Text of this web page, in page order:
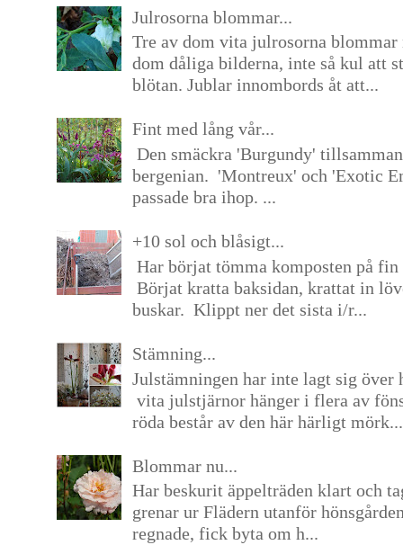
Julrosorna blommar...
Tre av dom vita julrosorna blommar
dom dåliga bilderna, inte så kul att
blötan. Jublar innombords åt att...
Fint med lång vår...
Den smäckra 'Burgundy'
bergenian. 'Montreux' och 'Exotic
passade bra ihop. ...
+10 sol och blåsigt...
Har börjat tömma komposten på
Börjat kratta baksidan, krattat in
buskar. Klippt ner det sista i/r...
Stämning...
Julstämningen har inte lagt sig över
vita julstjärnor hänger i flera av
röda består av den här härligt mörk...
Blommar nu...
Har beskurit äppelträden klart och
grenar ur Flädern utanför
regnade, fick byta om h...